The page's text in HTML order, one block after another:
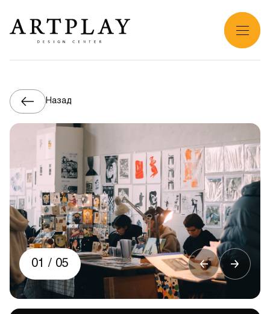
Назад
01 / 05